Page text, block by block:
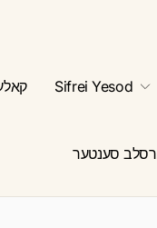
Sifrei Yesod
סענטער